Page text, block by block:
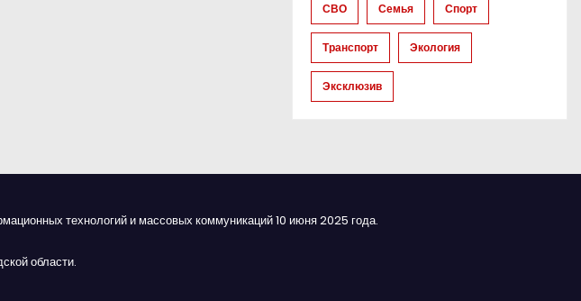
СВО Семья Спорт
Транспорт Экология
Эксклюзив
технологий и массовых коммуникаций 10 июня 2025 года.
области.